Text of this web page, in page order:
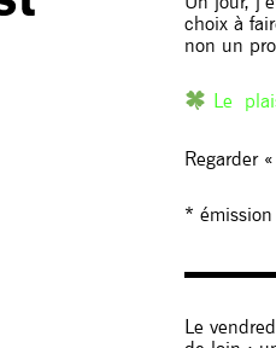
choix à
non un
Le
Regarder
*
Le